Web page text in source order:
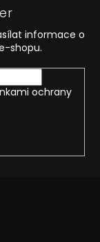
informace o
shopu.
ochrany